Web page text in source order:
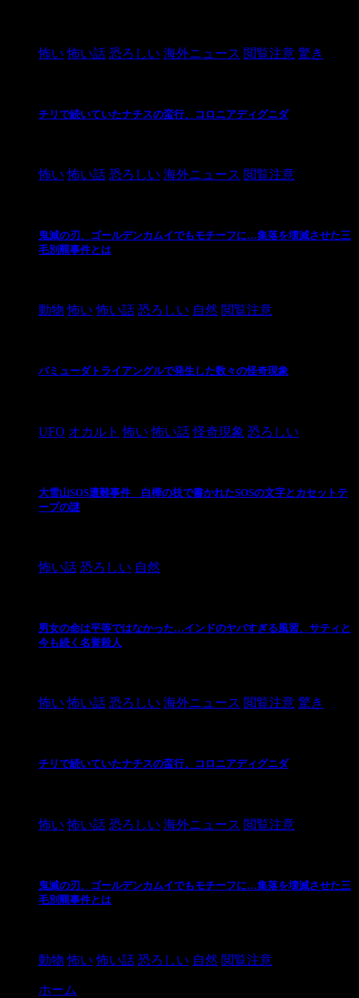
怖い 怖い話 恐ろしい 海外ニュース 閲覧注意 驚き
チリで続いていたナチスの蛮行、コロニアディグニダ
怖い 怖い話 恐ろしい 海外ニュース 閲覧注意
鬼滅の刃、ゴールデンカムイでもモチーフに…集落を壊滅させた三
毛別羆事件とは
動物 怖い 怖い話 恐ろしい 自然 閲覧注意
バミューダトライアングルで発生した数々の怪奇現象
UFO オカルト 怖い 怖い話 怪奇現象 恐ろしい
大雪山SOS遭難事件 白樺の枝で書かれたSOSの文字とカセットテ
ープの謎
怖い話 恐ろしい 自然
男女の命は平等ではなかった…インドのヤバすぎる風習、サティと
今も続く名誉殺人
怖い 怖い話 恐ろしい 海外ニュース 閲覧注意 驚き
チリで続いていたナチスの蛮行、コロニアディグニダ
怖い 怖い話 恐ろしい 海外ニュース 閲覧注意
鬼滅の刃、ゴールデンカムイでもモチーフに…集落を壊滅させた三
毛別羆事件とは
動物 怖い 怖い話 恐ろしい 自然 閲覧注意
ホーム